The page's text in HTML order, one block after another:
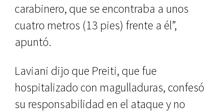
carabinero, que se encontraba a unos
cuatro metros (13 pies) frente a él”,
apuntó.
Laviani dijo que Preiti, que fue
hospitalizado con magulladuras, confesó
su responsabilidad en el ataque y no